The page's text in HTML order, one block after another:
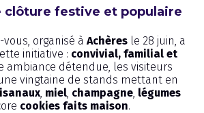
clôture festive et populaire
organisé à Achères le 28 juin, a
initiative : convivial, familial et
ambiance détendue, les visiteurs
vingtaine de stands mettant en
miel champagne légumes
cookies faits maison.